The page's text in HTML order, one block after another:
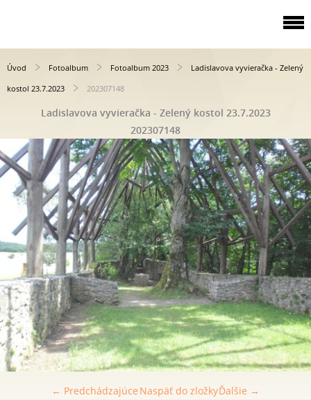
Úvod Fotoalbum Fotoalbum 2023
Ladislavova vyvieračka - Zelený
kostol 23.7.2023
202307148
Ladislavova vyvieračka - Zelený kostol 23.7.2023
202307148
← Predchádzajúce Ďalšie →
Naspäť do zložky